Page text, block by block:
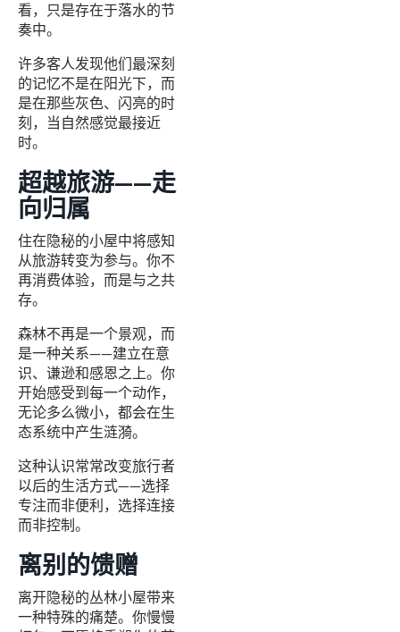
看，只是存在于落水的节
奏中。
许多客人发现他们最深刻
的记忆不是在阳光下，而
是在那些灰色、闪亮的时
刻，当自然感觉最接近
时。
超越旅游——走
向归属
住在隐秘的小屋中将感知
从旅游转变为参与。你不
再消费体验，而是与之共
存。
森林不再是一个景观，而
是一种关系——建立在意
识、谦逊和感恩之上。你
开始感受到每一个动作，
无论多么微小，都会在生
态系统中产生涟漪。
这种认识常常改变旅行者
以后的生活方式——选择
专注而非便利，选择连接
而非控制。
离别的馈赠
离开隐秘的丛林小屋带来
一种特殊的痛楚。你慢慢